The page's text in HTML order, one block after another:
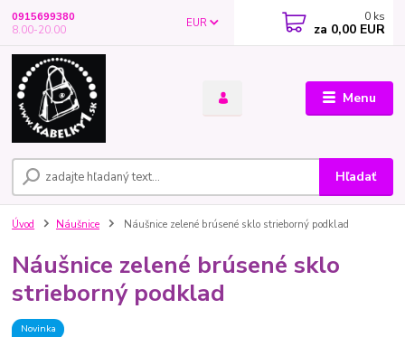
Menu
EUR
Hľadať
0915699380
8.00-20.00
0 ks
za 0,00 EUR
Úvod Náušnice Náušnice zelené brúsené sklo strieborný podklad
Náušnice zelené brúsené sklo
strieborný podklad
Novinka